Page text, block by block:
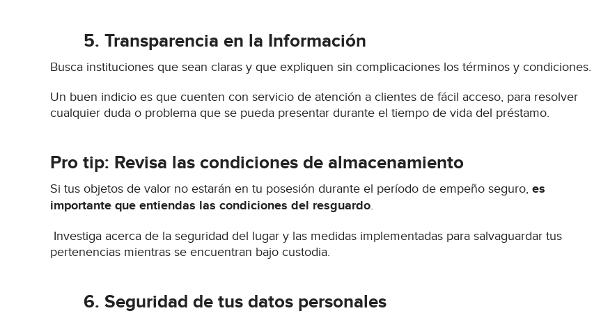
5. Transparencia en la Información
Busca instituciones que sean claras y que expliquen sin complicaciones los términos y condiciones.
Un buen indicio es que cuenten con servicio de atención a clientes de fácil acceso, para resolver
cualquier duda o problema que se pueda presentar durante el tiempo de vida del préstamo.
Pro tip: Revisa las condiciones de almacenamiento
Si tus objetos de valor no estarán en tu posesión durante el período de empeño seguro, es
importante que entiendas las condiciones del resguardo.
Investiga acerca de la seguridad del lugar y las medidas implementadas para salvaguardar tus
pertenencias mientras se encuentran bajo custodia.
6. Seguridad de tus datos personales